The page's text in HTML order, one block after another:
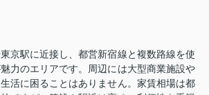
京駅に近接し、都営新宿線と複数路線を使
力のエリアです。周辺には大型商業施設や
活に困ることはありません。家賃相場は都